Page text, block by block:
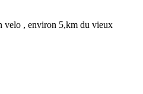
velo , environ 5,km du vieux